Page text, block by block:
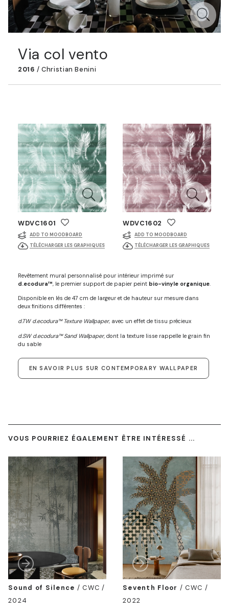
Via col vento
2016 / Christian Benini
WDVC1601
ADD TO MOODBOARD
TÉLÉCHARGER LES GRAPHIQUES
WDVC1602
ADD TO MOODBOARD
TÉLÉCHARGER LES GRAPHIQUES
Revêtement mural personnalisé pour intérieur imprimé sur
d.ecodura™, le premier support de papier peint bio-vinyle organique
Disponible en lés de 47 cm de largeur et de hauteur sur mesure dans
deux finitions différentes :
d.TW d.ecodura™ Texture Wallpaper, avec un effet de tissu précieux
d.SW d.ecodura™ Sand Wallpaper,dont la texture lisse rappelle le grain fin
du sable
EN SAVOIR PLUS SUR CONTEMPORARY WALLPAPER
VOUS POURRIEZ ÉGALEMENT ÊTRE INTÉRESSÉ ...
Sound of Silence /CWC /
2024
Seventh Floor /CWC /
2022